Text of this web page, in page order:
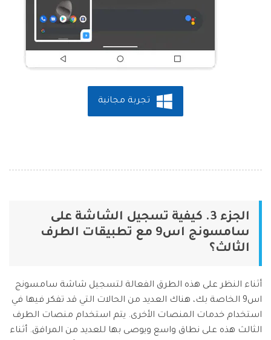
تجربة مجانية
الجزء 3. كيفية تسجيل الشاشة على
سامسونج اس9 مع تطبيقات الطرف
الثالث؟
أثناء النظر على هذه الطرق الفعالة لتسجيل شاشة سامسونج
اس9 الخاصة بك، هناك العديد من الحالات التي قد تفكر فيها في
استخدام خدمات المنصات الأخرى. يتم استخدام منصات الطرف
الثالث هذه على نطاق واسع ويوصى بها للعديد من المرافق. أثناء